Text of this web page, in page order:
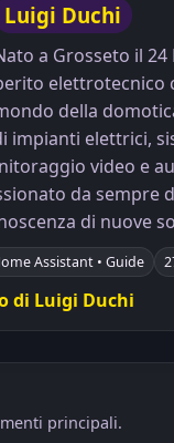
Luigi Duchi
a Grosseto il
elettrotecnico
della
impianti elettrici,
video e
da sempre
di nuove
Assistant • Guide
di Luigi Duchi
principali.